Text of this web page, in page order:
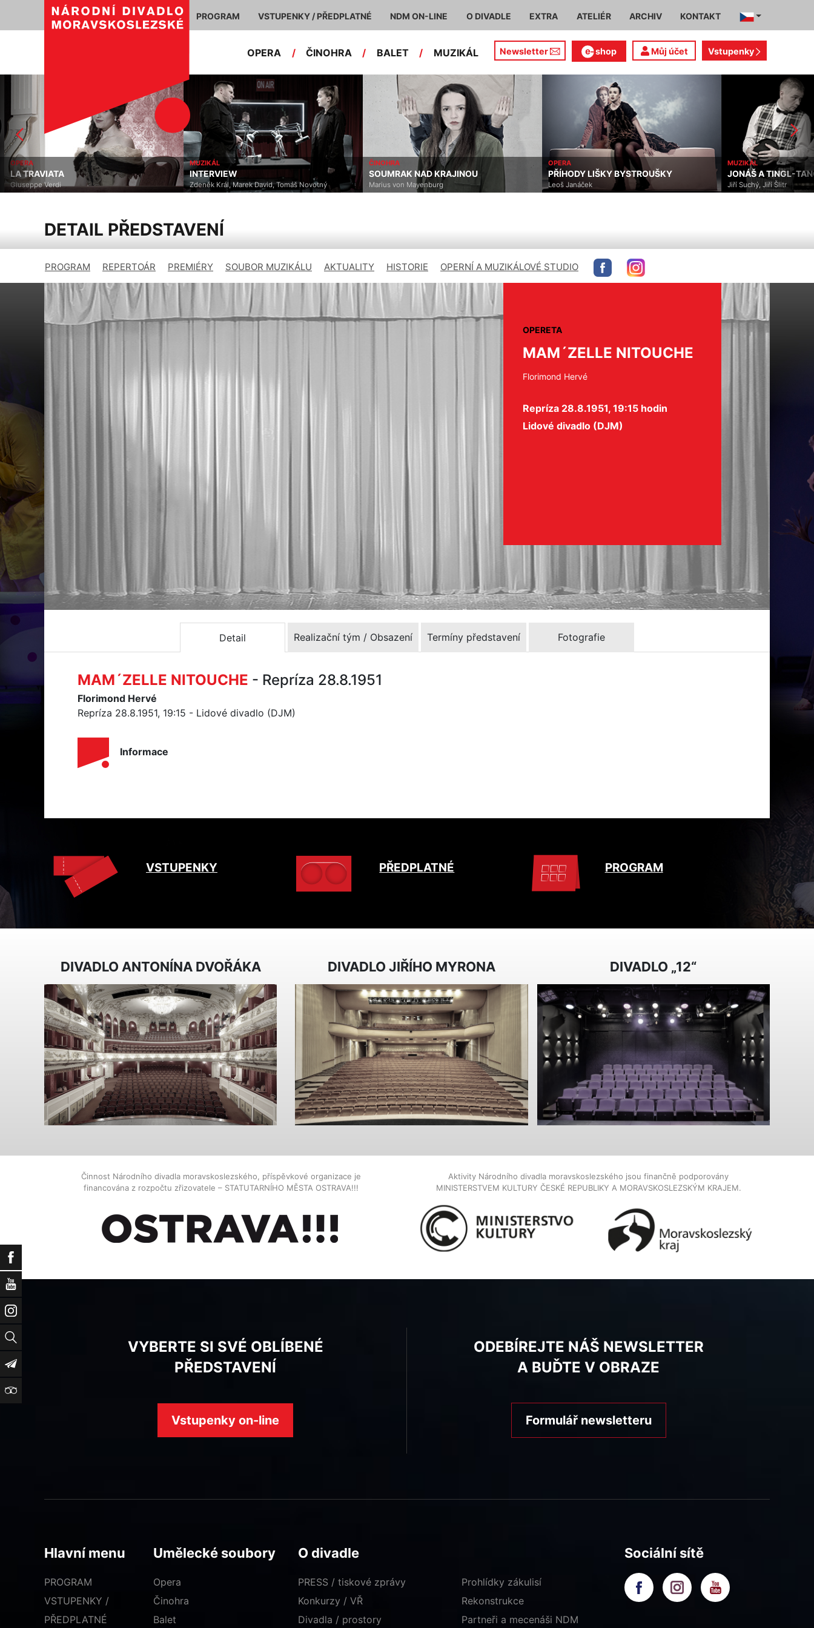
Facebook
YouTube
Instagram
Vyhledat
Newsletter
TripAdvisor
PROGRAM VSTUPENKY / PŘEDPLATNÉ NDM ON-LINE O DIVADLE EXTRA ATELIÉR ARCHIV KONTAKT
OPERA / ČINOHRA / BALET / MUZIKÁL Newsletter shop Můj účet Vstupenky
OPERA
LA TRAVIATA
Giuseppe Verdi
MUZIKÁL
INTERVIEW
Zdeněk Král, Marek David, Tomáš Novotný
ČINOHRA
SOUMRAK NAD KRAJINOU
Marius von Mayenburg
OPERA
PŘÍHODY LIŠKY BYSTROUŠKY
Leoš Janáček
MUZIKÁL
JONÁŠ A TINGL-
Jiří Suchý, Jiří Šlitr
DETAIL PŘEDSTAVENÍ
PROGRAM REPERTOÁR PREMIÉRY SOUBOR MUZIKÁLU AKTUALITY HISTORIE OPERNÍ A MUZIKÁLOVÉ STUDIO
OPERETA
MAM´ZELLE NITOUCHE
Florimond Hervé
Repríza 28.8.1951, 19:15 hodin
Lidové divadlo (DJM)
Detail Realizační tým / Obsazení Termíny představení Fotografie
MAM´ZELLE NITOUCHE - Repríza 28.8.1951
Florimond Hervé
Repríza 28.8.1951, 19:15 - Lidové divadlo (DJM)
Informace
VSTUPENKY PŘEDPLATNÉ PROGRAM
DIVADLO ANTONÍNA DVOŘÁKA DIVADLO JIŘÍHO MYRONA DIVADLO „12“
Činnost Národního divadla moravskoslezského, příspěvkové organizace je
financována z rozpočtu zřizovatele – STATUTARNÍHO MĚSTA OSTRAVA!!!
Aktivity Národního divadla moravskoslezského jsou finančně podporovány
MINISTERSTVEM KULTURY ČESKÉ REPUBLIKY A MORAVSKOSLEZSKÝM KRAJEM.
VYBERTE SI SVÉ OBLÍBENÉ
PŘEDSTAVENÍ
Vstupenky on-line
ODEBÍREJTE NÁŠ NEWSLETTER
A BUĎTE V OBRAZE
Formulář newsletteru
Hlavní menu
PROGRAM
VSTUPENKY /
PŘEDPLATNÉ
Umělecké soubory
Opera
Činohra
Balet
O divadle
PRESS / tiskové zprávy
Konkurzy / VŘ
Divadla / prostory
Prohlídky zákulisí
Rekonstrukce
Partneři a mecenáši NDM
Sociální sítě